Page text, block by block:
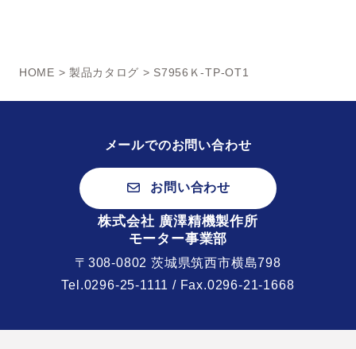
HOME > 製品カタログ > S7956Ｋ-TP-OT1
メールでのお問い合わせ
お問い合わせ
株式会社 廣澤精機製作所
モーター事業部
〒308-0802 茨城県筑西市横島798
Tel.0296-25-1111 / Fax.0296-21-1668